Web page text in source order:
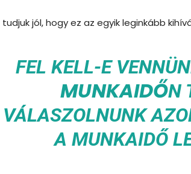
tudjuk jól, hogy ez az egyik leginkább
FEL KELL-E
MUNKAIDŐN
VÁLASZOLNUNK
A MUNKAIDŐ